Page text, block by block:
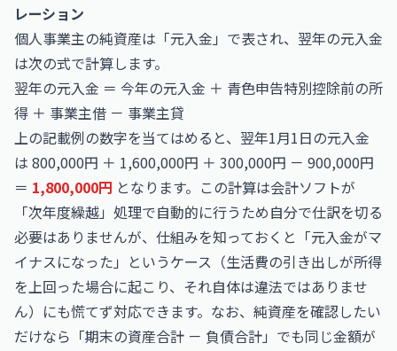
レーション
個人事業主の純資産は「元入金」で表され、翌年の元入金
は次の式で計算します。
翌年の元入金 ＝ 今年の元入金 ＋ 青色申告特別控除前の所
得 ＋ 事業主借 － 事業主貸
上の記載例の数字を当てはめると、翌年1月1日の元入金
は 800,000円 ＋ 1,600,000円 ＋ 300,000円 － 900,000円
＝ 1,800,000円 となります。この計算は会計ソフトが
「次年度繰越」処理で自動的に行うため自分で仕訳を切る
必要はありませんが、仕組みを知っておくと「元入金がマ
イナスになった」というケース（生活費の引き出しが所得
を上回った場合に起こり、それ自体は違法ではありませ
ん）にも慌てず対応できます。なお、純資産を確認したい
だけなら「期末の資産合計 － 負債合計」でも同じ金額が